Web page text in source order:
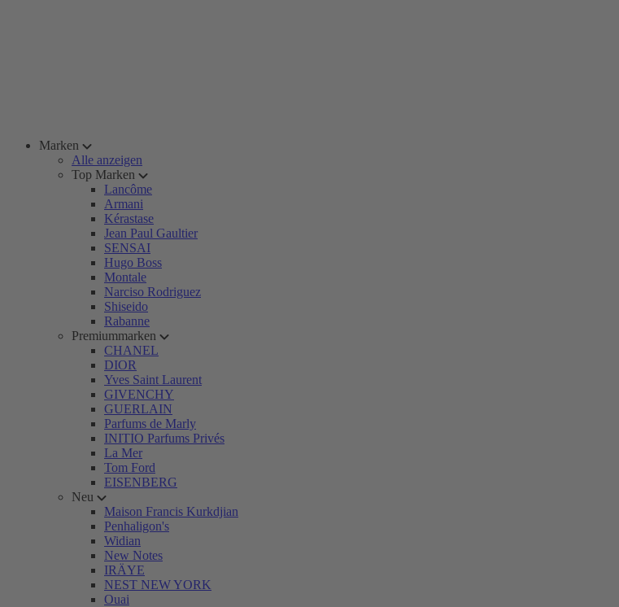
Marken
Alle anzeigen
Top Marken
Lancôme
Armani
Kérastase
Jean Paul Gaultier
SENSAI
Hugo Boss
Montale
Narciso Rodriguez
Shiseido
Rabanne
Premiummarken
CHANEL
DIOR
Yves Saint Laurent
GIVENCHY
GUERLAIN
Parfums de Marly
INITIO Parfums Privés
La Mer
Tom Ford
EISENBERG
Neu
Maison Francis Kurkdjian
Penhaligon's
Widian
New Notes
IRÄYE
NEST NEW YORK
Ouai